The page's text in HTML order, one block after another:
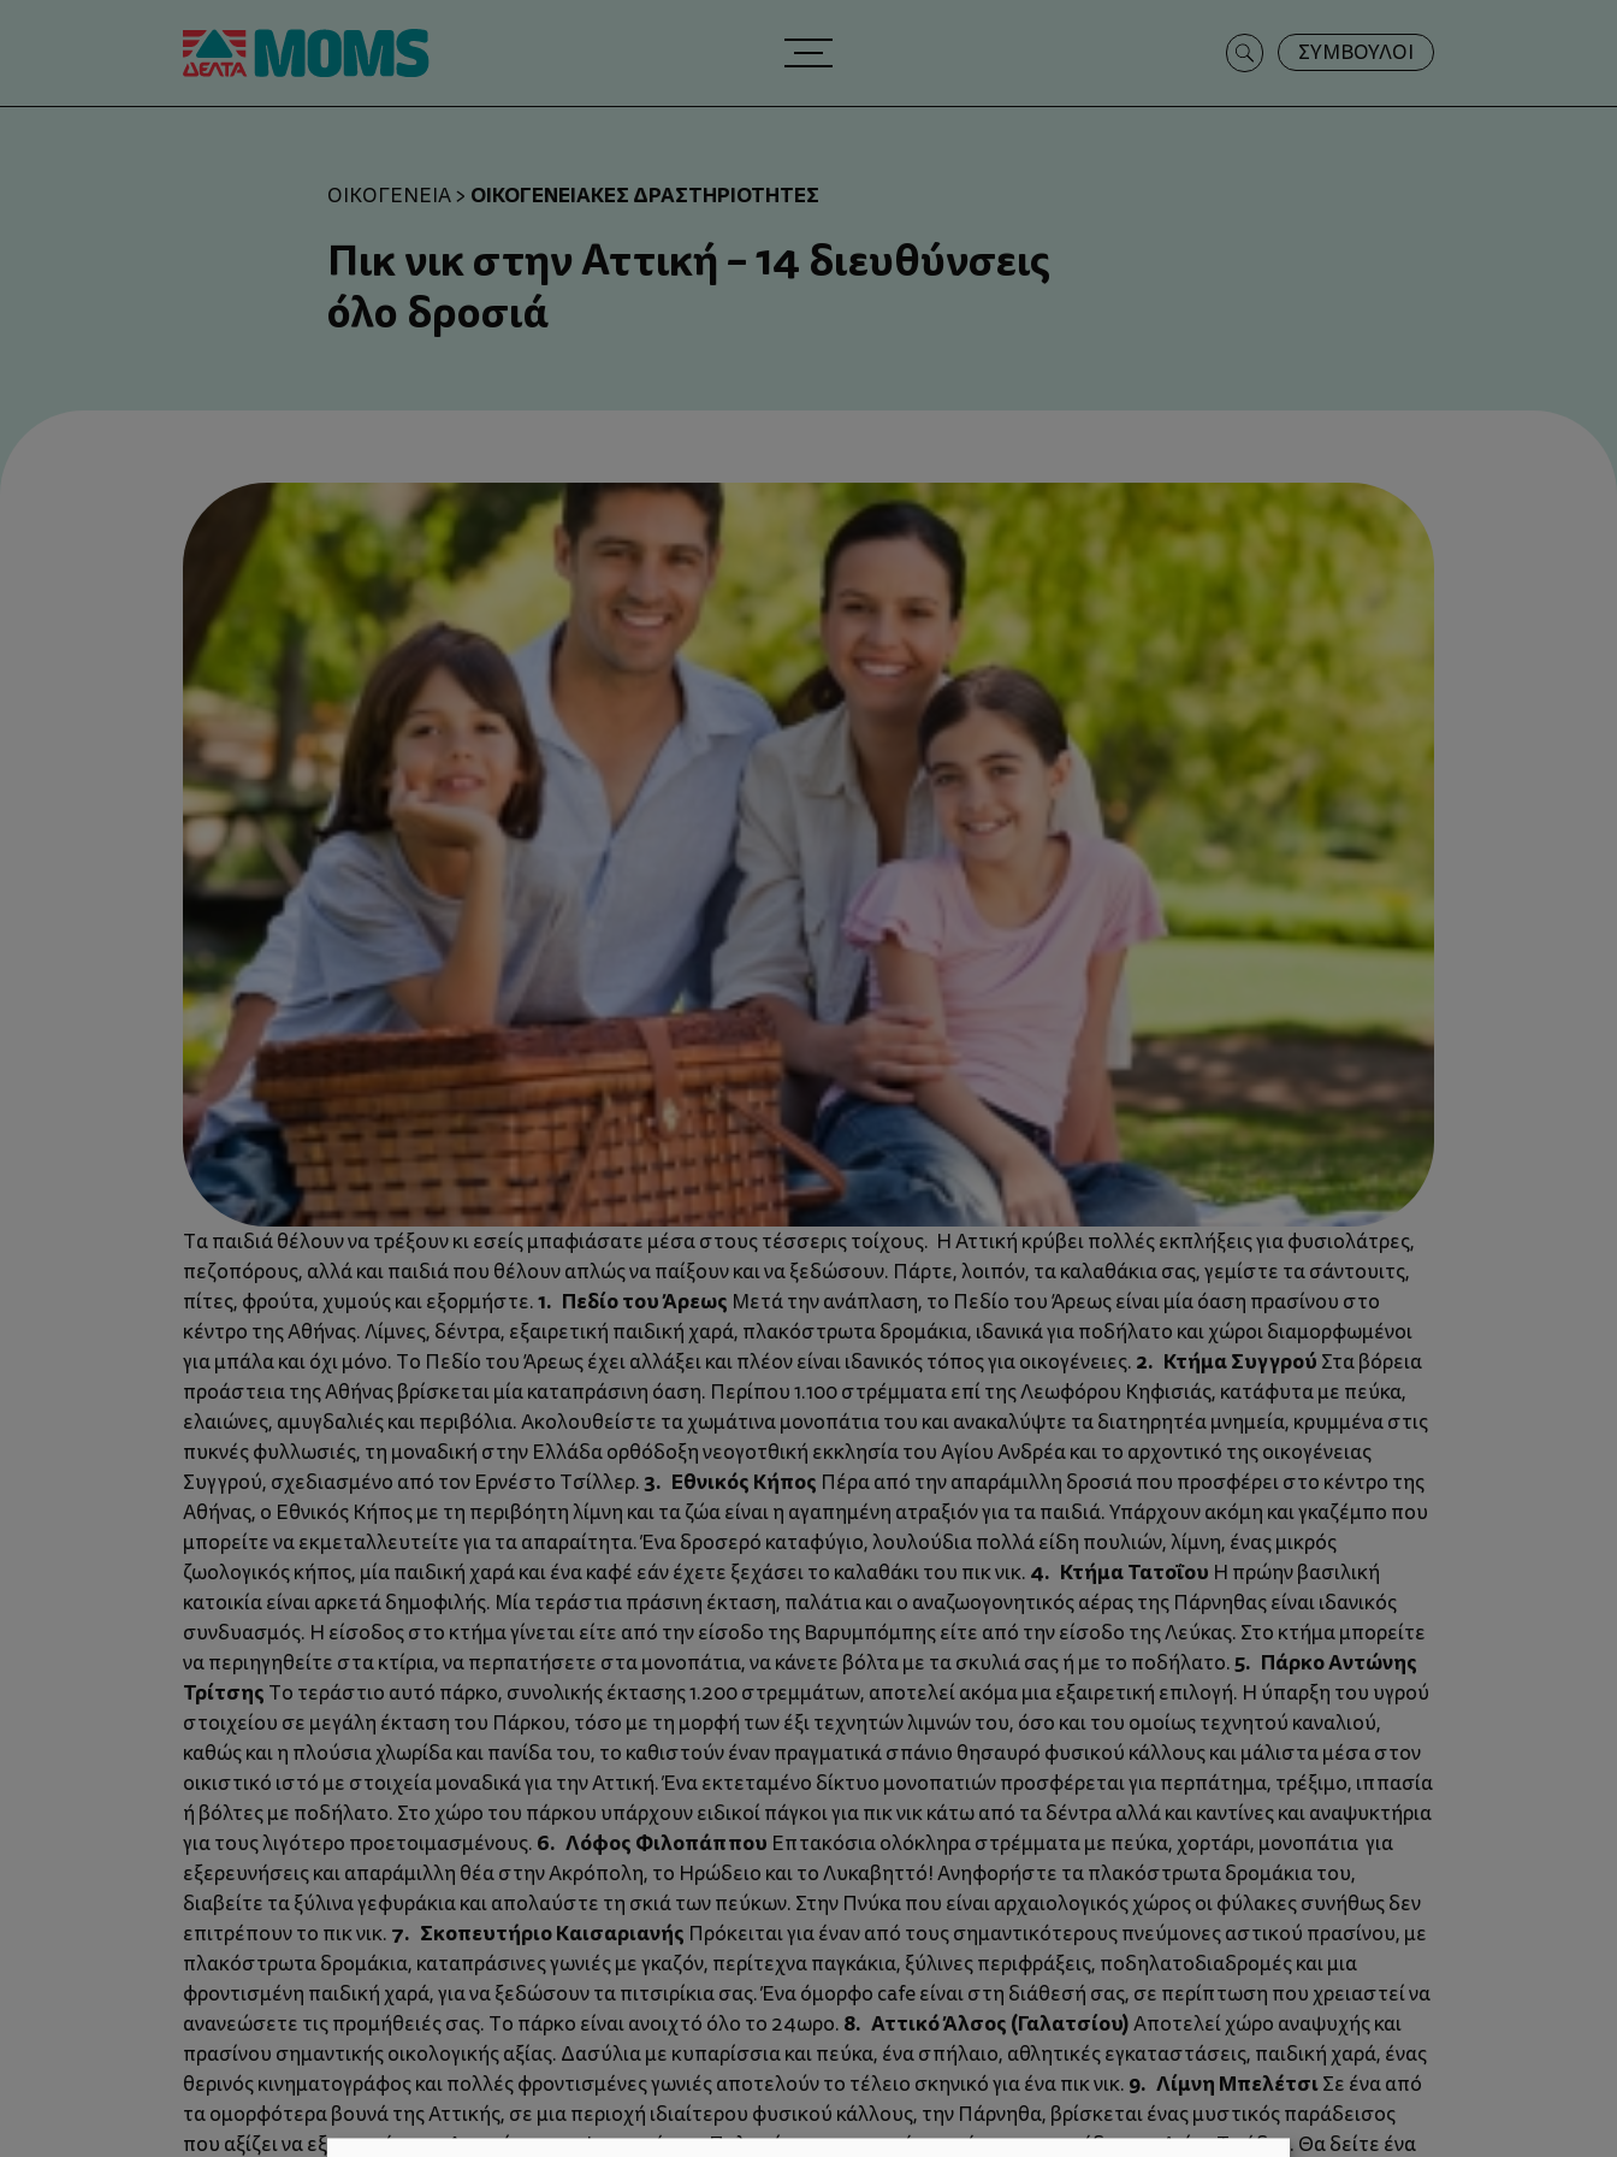
Search
for:
ΣΥΜΒΟΥΛΟΙ
ΟΙΚΟΓΈΝΕΙΑ> ΟΙΚΟΓΕΝΕΙΑΚΈΣ ΔΡΑΣΤΗΡΙΌΤΗΤΕΣ
Πικ νικ στην Αττική – 14 διευθύνσεις
όλο δροσιά
Τα παιδιά θέλουν να τρέξουν κι εσείς μπαφιάσατε μέσα στους τέσσερις τοίχους. Η Αττική κρύβει πολλές εκπλήξεις για φυσιολάτρες,
πεζοπόρους, αλλά και παιδιά που θέλουν απλώς να παίξουν και να ξεδώσουν. Πάρτε, λοιπόν, τα καλαθάκια σας, γεμίστε τα σάντουιτς,
πίτες, φρούτα, χυμούς και εξορμήστε.1. Πεδίο του Άρεως Μετά την ανάπλαση, το Πεδίο του Άρεως είναι μία όαση πρασίνου στο
κέντρο της Αθήνας. Λίμνες, δέντρα, εξαιρετική παιδική χαρά, πλακόστρωτα δρομάκια, ιδανικά για ποδήλατο και χώροι διαμορφωμένοι
για μπάλα και όχι μόνο. Το Πεδίο του Άρεως έχει αλλάξει και πλέον είναι ιδανικός τόπος για οικογένειες. 2. Κτήμα Συγγρού Στα βόρεια
προάστεια της Αθήνας βρίσκεται μία καταπράσινη όαση. Περίπου 1.100 στρέμματα επί της Λεωφόρου Κηφισιάς, κατάφυτα με πεύκα,
ελαιώνες, αμυγδαλιές και περιβόλια. Ακολουθείστε τα χωμάτινα μονοπάτια του και ανακαλύψτε τα διατηρητέα μνημεία, κρυμμένα στις
πυκνές φυλλωσιές, τη μοναδική στην Ελλάδα ορθόδοξη νεογοτθική εκκλησία του Αγίου Ανδρέα και το αρχοντικό της οικογένειας
Συγγρού, σχεδιασμένο από τον Ερνέστο Τσίλλερ.3. Εθνικός Κήπος Πέρα από την απαράμιλλη δροσιά που προσφέρει στο κέντρο της
Αθήνας, ο Εθνικός Κήπος με τη περιβόητη λίμνη και τα ζώα είναι η αγαπημένη ατραξιόν για τα παιδιά. Υπάρχουν ακόμη και γκαζέμπο που
μπορείτε να εκμεταλλευτείτε για τα απαραίτητα. Ένα δροσερό καταφύγιο, λουλούδια πολλά είδη πουλιών, λίμνη, ένας μικρός
ζωολογικός κήπος, μία παιδική χαρά και ένα καφέ εάν έχετε ξεχάσει το καλαθάκι του πικ νικ. 4. Κτήμα Τατοΐου Η πρώην βασιλική
κατοικία είναι αρκετά δημοφιλής. Μία τεράστια πράσινη έκταση, παλάτια και ο αναζωογονητικός αέρας της Πάρνηθας είναι ιδανικός
συνδυασμός. Η είσοδος στο κτήμα γίνεται είτε από την είσοδο της Βαρυμπόμπης είτε από την είσοδο της Λεύκας. Στο κτήμα μπορείτε
να περιηγηθείτε στα κτίρια, να περπατήσετε στα μονοπάτια, να κάνετε βόλτα με τα σκυλιά σας ή με το ποδήλατο.5. Πάρκο Αντώνης
Τρίτσης Το τεράστιο αυτό πάρκο, συνολικής έκτασης 1.200 στρεμμάτων, αποτελεί ακόμα μια εξαιρετική επιλογή. Η ύπαρξη του υγρού
στοιχείου σε μεγάλη έκταση του Πάρκου, τόσο με τη μορφή των έξι τεχνητών λιμνών του, όσο και του ομοίως τεχνητού καναλιού,
καθώς και η πλούσια χλωρίδα και πανίδα του, το καθιστούν έναν πραγματικά σπάνιο θησαυρό φυσικού κάλλους και μάλιστα μέσα στον
οικιστικό ιστό με στοιχεία μοναδικά για την Αττική. Ένα εκτεταμένο δίκτυο μονοπατιών προσφέρεται για περπάτημα, τρέξιμο, ιππασία
ή βόλτες με ποδήλατο. Στο χώρο του πάρκου υπάρχουν ειδικοί πάγκοι για πικ νικ κάτω από τα δέντρα αλλά και καντίνες και αναψυκτήρια
για τους λιγότερο προετοιμασμένους. 6. Λόφος Φιλοπάππου Επτακόσια ολόκληρα στρέμματα με πεύκα, χορτάρι, μονοπάτια για
εξερευνήσεις και απαράμιλλη θέα στην Ακρόπολη, το Ηρώδειο και το Λυκαβηττό! Ανηφορήστε τα πλακόστρωτα δρομάκια του,
διαβείτε τα ξύλινα γεφυράκια και απολαύστε τη σκιά των πεύκων. Στην Πνύκα που είναι αρχαιολογικός χώρος οι φύλακες συνήθως δεν
επιτρέπουν το πικ νικ. 7. Σκοπευτήριο Καισαριανής Πρόκειται για έναν από τους σημαντικότερους πνεύμονες αστικού πρασίνου, με
πλακόστρωτα δρομάκια, καταπράσινες γωνιές με γκαζόν, περίτεχνα παγκάκια, ξύλινες περιφράξεις, ποδηλατοδιαδρομές και μια
φροντισμένη παιδική χαρά, για να ξεδώσουν τα πιτσιρίκια σας. Ένα όμορφο cafe είναι στη διάθεσή σας, σε περίπτωση που χρειαστεί να
ανανεώσετε τις προμήθειές σας. Το πάρκο είναι ανοιχτό όλο το 24ωρο. 8. Αττικό Άλσος (Γαλατσίου)Αποτελεί χώρο αναψυχής και
πρασίνου σημαντικής οικολογικής αξίας. Δασύλια με κυπαρίσσια και πεύκα, ένα σπήλαιο, αθλητικές εγκαταστάσεις, παιδική χαρά, ένας
θερινός κινηματογράφος και πολλές φροντισμένες γωνιές αποτελούν το τέλειο σκηνικό για ένα πικ νικ. 9. Λίμνη ΜπελέτσιΣε ένα από
τα ομορφότερα βουνά της Αττικής, σε μια περιοχή ιδιαίτερου φυσικού κάλλους, την Πάρνηθα, βρίσκεται ένας μυστικός παράδεισος
που αξίζει να εξερευνήσετε. Διασχίστε την Ιπποκράτειο Πολιτεία και προχωρήστε μέχρι το οροπέδιο της Αγίας Τριάδας. Θα δείτε ένα